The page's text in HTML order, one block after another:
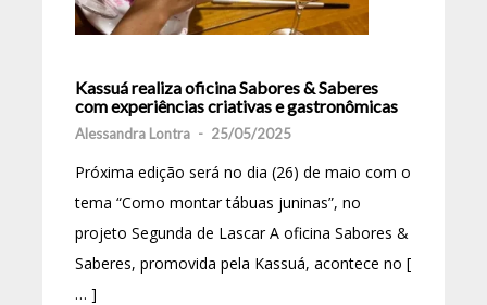
Kassuá realiza oficina Sabores & Saberes
com experiências criativas e gastronômicas
Alessandra Lontra - 25/05/2025
Próxima edição será no dia (26) de maio com o
tema “Como montar tábuas juninas”, no
projeto Segunda de Lascar A oficina Sabores &
Saberes, promovida pela Kassuá, acontece no [
… ]